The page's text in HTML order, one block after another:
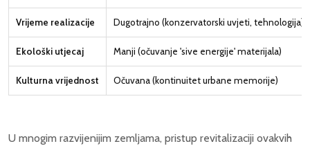
Vrijeme realizacije Dugotrajno (konzervatorski uvjeti, tehnologija)
Ekološki utjecaj Manji (očuvanje 'sive energije' materijala)
Kulturna vrijednost Očuvana (kontinuitet urbane memorije)
U mnogim razvijenijim zemljama, pristup revitalizaciji ovakvih